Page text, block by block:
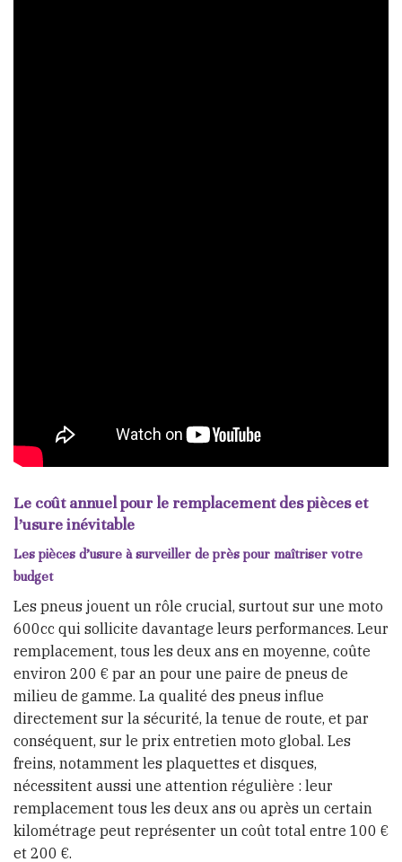
Le coût annuel pour le remplacement des pièces et
l’usure inévitable
Les pièces d’usure à surveiller de près pour maîtriser votre
budget
Les pneus jouent un rôle crucial, surtout sur une moto
600cc qui sollicite davantage leurs performances. Leur
remplacement, tous les deux ans en moyenne, coûte
environ 200 € par an pour une paire de pneus de
milieu de gamme. La qualité des pneus influe
directement sur la sécurité, la tenue de route, et par
conséquent, sur le prix entretien moto global. Les
freins, notamment les plaquettes et disques,
nécessitent aussi une attention régulière : leur
remplacement tous les deux ans ou après un certain
kilométrage peut représenter un coût total entre 100 €
et 200 €.